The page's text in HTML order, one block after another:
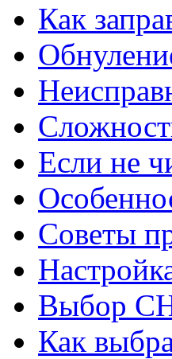
Как
Если не
Советы
Выбор
Как